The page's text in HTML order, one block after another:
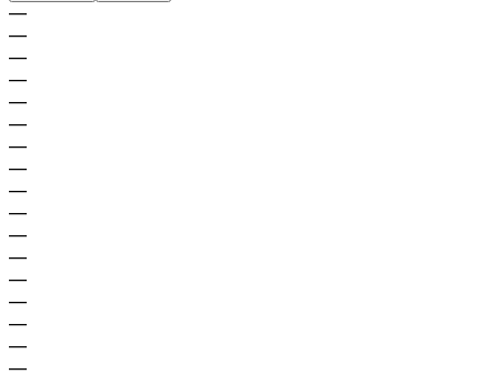
—
—
—
—
—
—
—
—
—
—
—
—
—
—
—
—
—